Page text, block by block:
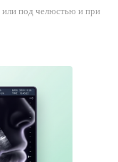
под челюстью и при